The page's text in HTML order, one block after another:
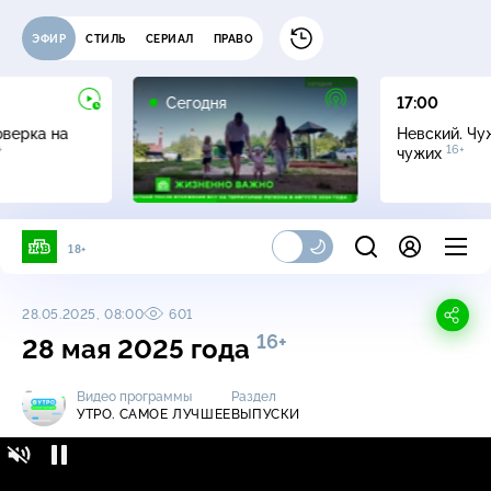
ЭФИР СТИЛЬ СЕРИАЛ ПРАВО
на
Сегодня
17:00
Невский.
чужих 16+
18+
28.05.2025, 08:00 601
28 мая 2025 года 16+
Видео программы
УТРО. САМОЕ ЛУЧШЕЕ
Раздел
ВЫПУСКИ